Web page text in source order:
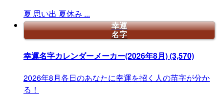
夏 思い出 夏休み ...
幸運
名字
幸運名字カレンダーメーカー(2026年8月)(3,570)
2026年8月各日のあなたに幸運を招く人の苗字が分か
る！